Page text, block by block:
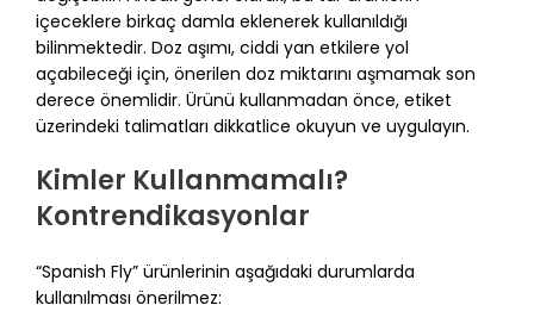
içeceklere birkaç damla eklenerek kullanıldığı
bilinmektedir. Doz aşımı, ciddi yan etkilere yol
açabileceği için, önerilen doz miktarını aşmamak son
derece önemlidir. Ürünü kullanmadan önce, etiket
üzerindeki talimatları dikkatlice okuyun ve uygulayın.
Kimler Kullanmamalı?
Kontrendikasyonlar
“Spanish Fly” ürünlerinin aşağıdaki durumlarda
kullanılması önerilmez: